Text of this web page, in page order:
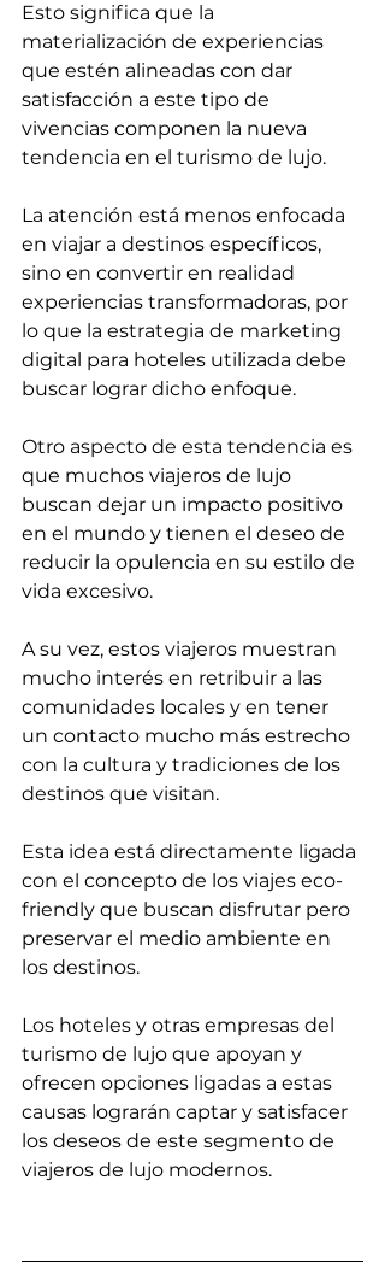
Esto significa que la
materialización de experiencias
que estén alineadas con dar
satisfacción a este tipo de
vivencias componen la nueva
tendencia en el turismo de lujo.
La atención está menos enfocada
en viajar a destinos específicos,
sino en convertir en realidad
experiencias transformadoras, por
lo que la estrategia de marketing
digital para hoteles utilizada debe
buscar lograr dicho enfoque.
Otro aspecto de esta tendencia es
que muchos viajeros de lujo
buscan dejar un impacto positivo
en el mundo y tienen el deseo de
reducir la opulencia en su estilo de
vida excesivo.
A su vez, estos viajeros muestran
mucho interés en retribuir a las
comunidades locales y en tener
un contacto mucho más estrecho
con la cultura y tradiciones de los
destinos que visitan.
Esta idea está directamente ligada
con el concepto de los viajes eco-
friendly que buscan disfrutar pero
preservar el medio ambiente en
los destinos.
Los hoteles y otras empresas del
turismo de lujo que apoyan y
ofrecen opciones ligadas a estas
causas lograrán captar y satisfacer
los deseos de este segmento de
viajeros de lujo modernos.